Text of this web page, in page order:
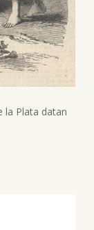
la Plata datan